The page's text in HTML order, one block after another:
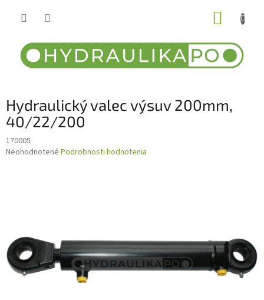
Hydraulický valec výsuv 200mm,
40/22/200
170005
Priemerné
Neohodnotené Podrobnosti hodnotenia